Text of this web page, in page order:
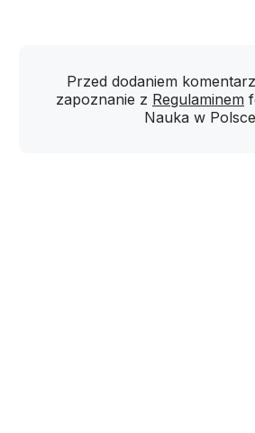
Przed dodaniem
zapoznanie z Regulaminem
Nauka w